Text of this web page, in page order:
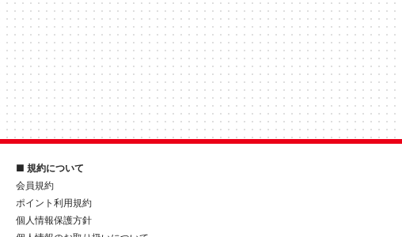
■ 規約について
会員規約
ポイント利用規約
個人情報保護方針